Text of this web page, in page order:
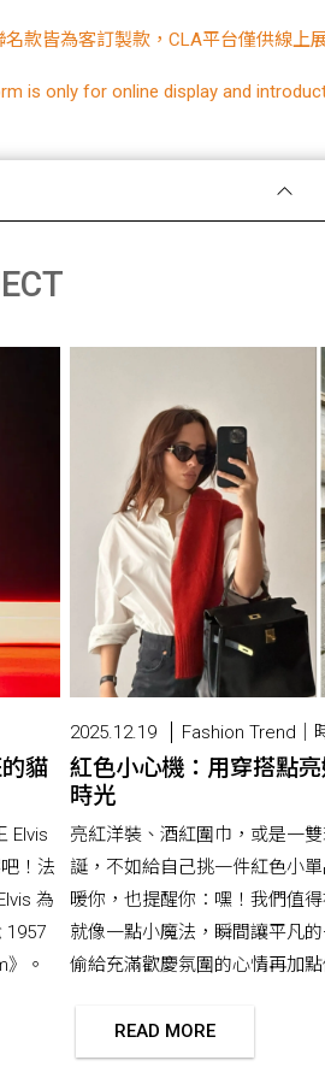
名款皆為客訂製款，CLA平台僅供線上
is only for online display and
貓
Elvis
！法
為
1957
。
2025.12.19 Fashion Trend｜
紅色小心機：用穿搭點
時光
亮紅洋裝、酒紅圍巾，或是一
誕，不如給自己挑一件紅色小
暖你，也提醒你：嘿！我們值
就像一點小魔法，瞬間讓平凡
偷給充滿歡慶氛圍的心情再加點
READ MORE